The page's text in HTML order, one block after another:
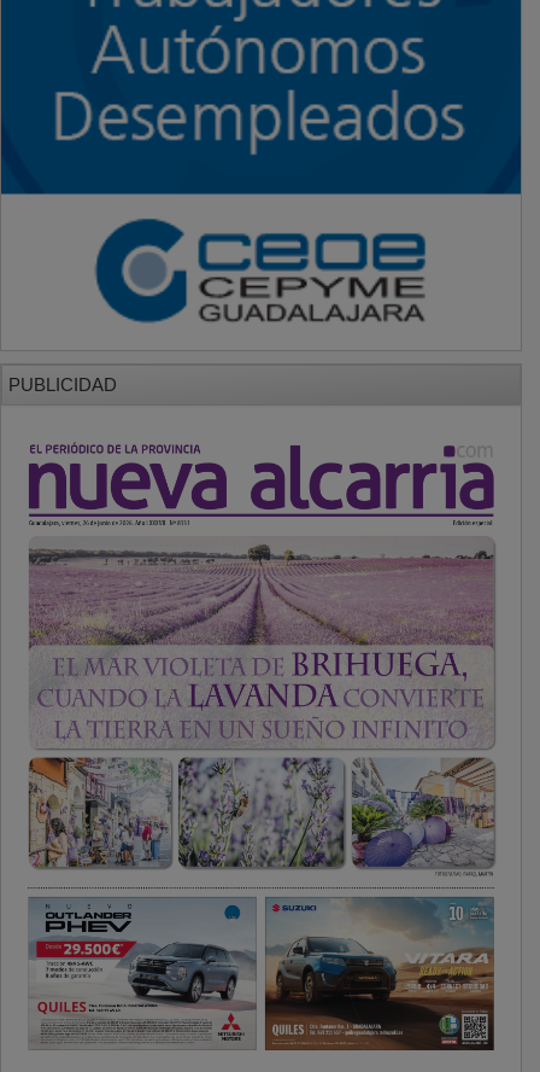
PUBLICIDAD